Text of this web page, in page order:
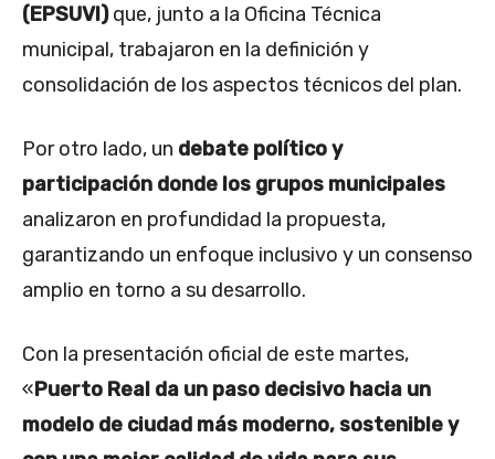
(EPSUVI)que, junto a la Oficina Técnica
municipal, trabajaron en la definición y
consolidación de los aspectos técnicos del plan.
Por otro lado, un debate político y
participación donde los grupos municipales
analizaron en profundidad la propuesta,
garantizando un enfoque inclusivo y un consenso
amplio en torno a su desarrollo.
Con la presentación oficial de este martes,
«Puerto Real da un paso decisivo hacia un
modelo de ciudad más moderno, sostenible y